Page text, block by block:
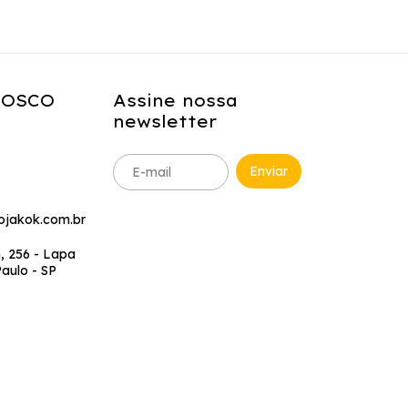
256 - Lapa
- SP
Assine nossa
newsletter